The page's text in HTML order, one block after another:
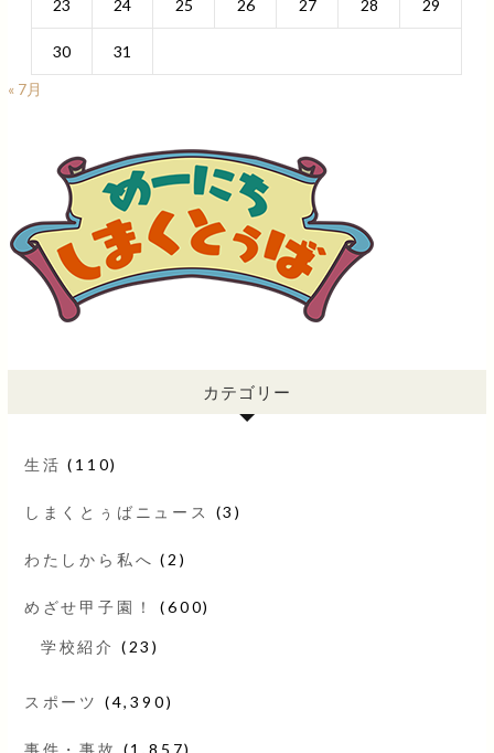
23 24 25 26 27 28 29
30
31
« 7月
カテゴリー
生活 (110)
しまくとぅばニュース (3)
わたしから私へ (2)
めざせ甲子園！ (600)
学校紹介 (23)
スポーツ (4,390)
事件・事故 (1,857)